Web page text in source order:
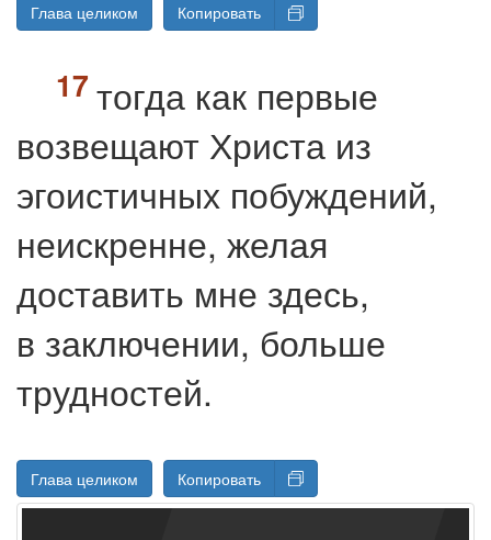
Глава целиком Копировать
тогда как первые
возвещают Христа из
эгоистичных побуждений,
неискренне, желая
доставить мне здесь,
в заключении, больше
трудностей.
Глава целиком Копировать